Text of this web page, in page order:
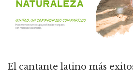
El cantante latino más